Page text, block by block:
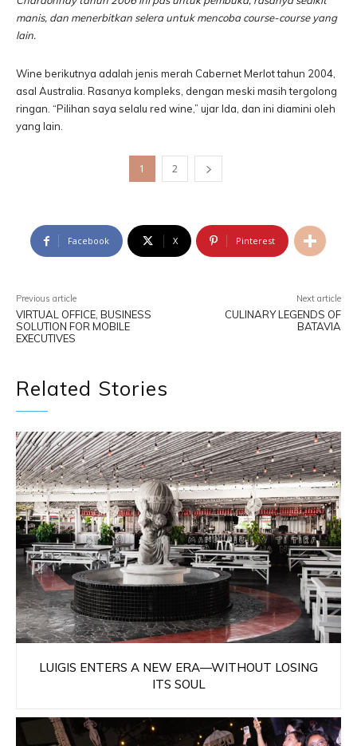
manis, dan menerbitkan selera untuk mencoba course-course yang
lain.
Wine berikutnya adalah jenis merah Cabernet Merlot tahun 2004,
asal Australia. Rasanya kompleks, dengan meski masih tergolong
ringan. “Pilihan saya selalu red wine,” ujar Ida, dan ini diamini oleh
yang lain.
1 2
Facebook X Pinterest
Previous article
VIRTUAL OFFICE, BUSINESS
SOLUTION FOR MOBILE
EXECUTIVES
Next article
CULINARY LEGENDS OF
BATAVIA
Related Stories
LUIGIS ENTERS A NEW ERA—WITHOUT LOSING
ITS SOUL